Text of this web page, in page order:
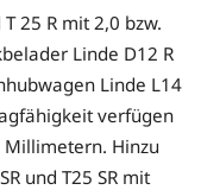
25 R mit 2,0 bzw.
Linde D12 R
Linde L14
verfügen
Millimetern. Hinzu
und T25 SR mit